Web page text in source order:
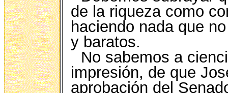
de la riqueza como
haciendo nada que
y baratos.
No sabemos a
impresión, de que
aprobación del